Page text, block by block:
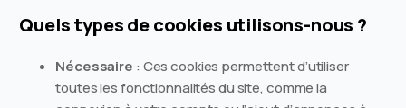
Quels types de cookies utilisons-nous ?
Nécessaire : Ces cookies permettent d’utiliser
toutes les fonctionnalités du site, comme la